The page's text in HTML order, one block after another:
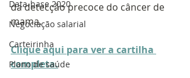
Data-base 2020
Negociação salarial
Carteirinha
Plano de saúde
da detecção precoce do câncer de
mama.
Clique aqui para ver a cartilha
completa.